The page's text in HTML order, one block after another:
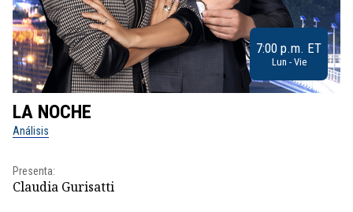
7:00 p.m. ET
Lun - Vie
LA NOCHE
Análisis
Presenta:
Claudia Gurisatti